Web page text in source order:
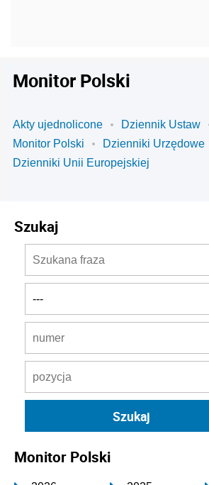
Monitor Polski
Akty ujednolicone
Dziennik Ustaw
Monitor Polski
Dzienniki Urzędowe
Dzienniki Unii Europejskiej
Szukaj
Monitor Polski